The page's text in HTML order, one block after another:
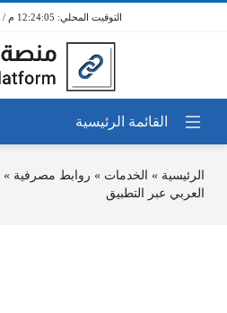
12:24:05 م / 7 أغسطس 2026
الرئيسية » الخدمات » روابط مصرفية »
العربي عبر التطبيق